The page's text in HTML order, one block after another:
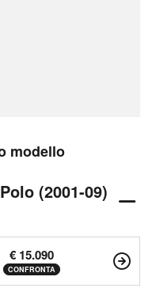
modello
(2001-09)
€ 15.090
CONFRONTA